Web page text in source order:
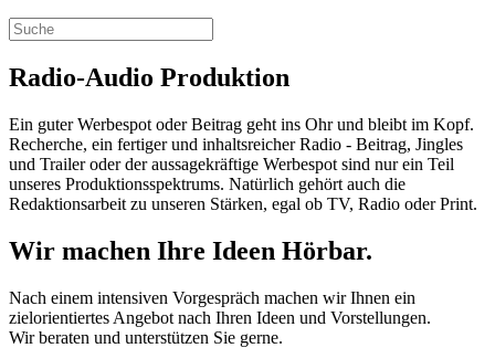
Radio-Audio Produktion
Ein guter Werbespot oder Beitrag geht ins Ohr und bleibt im Kopf.
Recherche, ein fertiger und inhaltsreicher Radio - Beitrag, Jingles
und Trailer oder der aussagekräftige Werbespot sind nur ein Teil
unseres Produktionsspektrums. Natürlich gehört auch die
Redaktionsarbeit zu unseren Stärken, egal ob TV, Radio oder Print.
Wir machen Ihre Ideen Hörbar.
Nach einem intensiven Vorgespräch machen wir Ihnen ein
zielorientiertes Angebot nach Ihren Ideen und Vorstellungen.
Wir beraten und unterstützen Sie gerne.